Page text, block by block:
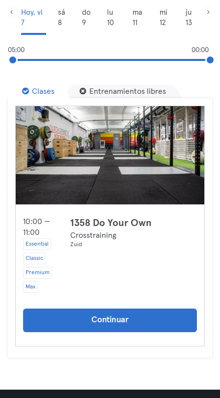
Hoy, vi
7
sá
8
do
9
lu
10
ma
11
mi
12
ju
13
05:00 00:00
Clases Entrenamientos libres
10:00 —
11:00
Essential
Classic
Premium
Max
1358 Do Your Own
Crosstraining
Zuid
Continuar